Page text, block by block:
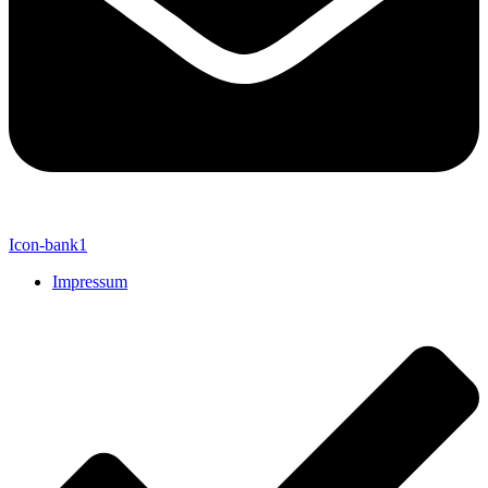
Icon-bank1
Impressum